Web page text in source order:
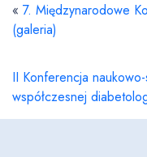
« 7. Międzynarodowe
(galeria)
II Konferencja
współczesnej